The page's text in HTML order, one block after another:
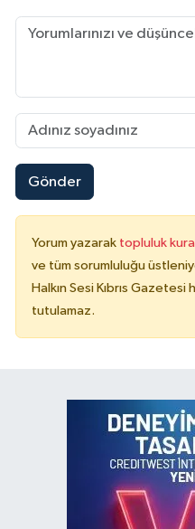
Gönder
Yorum yazarak topluluk
ve tüm sorumluluğu
Halkın Sesi Kıbrıs
tutulamaz.